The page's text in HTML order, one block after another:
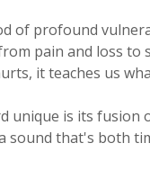
of profound
pain and loss to
it teaches us
unique is its
sound that's both